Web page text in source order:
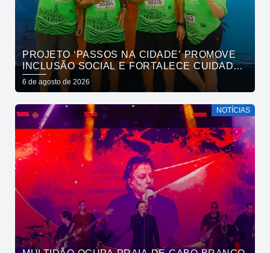
PROJETO ‘PASSOS NA CIDADE’ PROMOVE
INCLUSÃO SOCIAL E FORTALECE CUIDADO
EM SAÚDE MENTAL POR MEIO DA CORRIDA
6 de agosto de 2026
NOTÍCIAS